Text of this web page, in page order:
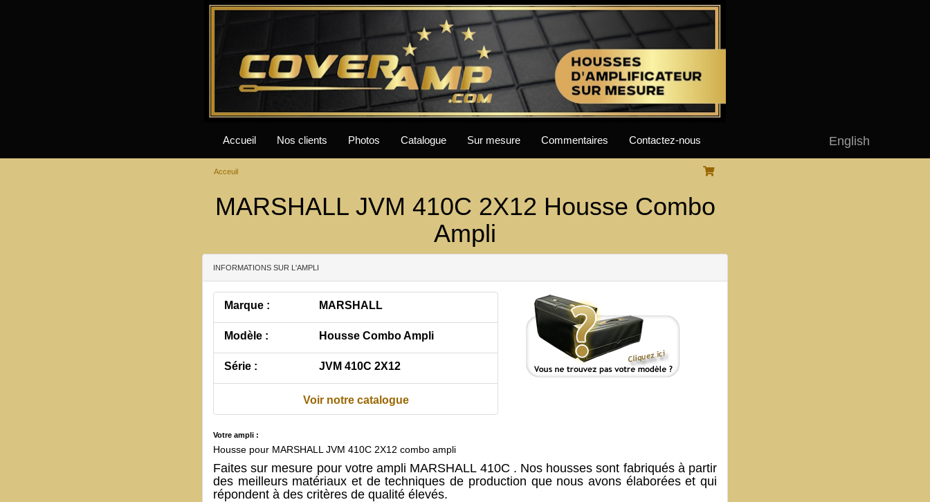
English
Accueil Nos clients Photos Catalogue Sur mesure Commentaires Contactez-nous
Acceuil
MARSHALL JVM 410C 2X12 Housse Combo
Ampli
INFORMATIONS SUR L'AMPLI
Marque : MARSHALL
Modèle : Housse Combo Ampli
Série : JVM 410C 2X12
Voir notre catalogue
Votre ampli :
Housse pour MARSHALL JVM 410C 2X12 combo ampli
Faites sur mesure pour votre ampli MARSHALL 410C . Nos housses sont fabriqués à partir
des meilleurs matériaux et de techniques de production que nous avons élaborées et qui
répondent à des critères de qualité élevés.